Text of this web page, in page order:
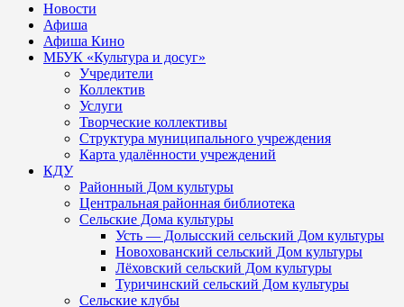
Новости
Афиша
Афиша Кино
МБУК «Культура и досуг»
Учредители
Коллектив
Услуги
Творческие коллективы
Структура муниципального учреждения
Карта удалённости учреждений
КДУ
Районный Дом культуры
Центральная районная библиотека
Сельские Дома культуры
Усть — Долысский сельский Дом культуры
Новохованский сельский Дом культуры
Лёховский сельский Дом культуры
Туричинский сельский Дом культуры
Сельские клубы